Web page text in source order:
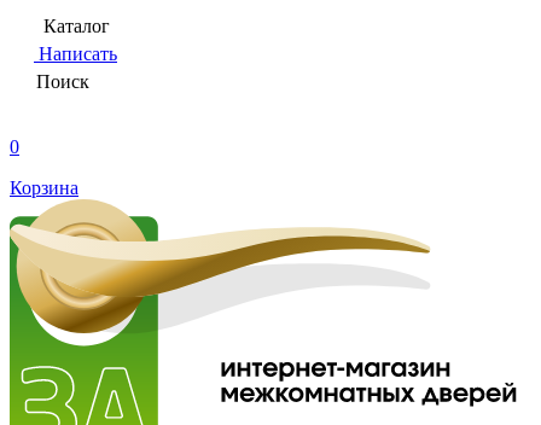
Каталог
Написать
Поиск
0
Корзина